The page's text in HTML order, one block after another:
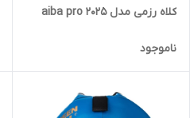
کلاه رزمی مدل aiba pro 2025
ناموجود